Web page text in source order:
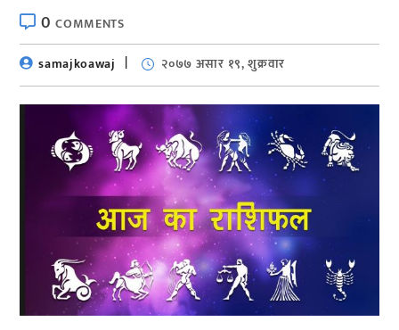
0COMMENTS
samajkoawaj
२०७७ असार १९, शुक्रवार